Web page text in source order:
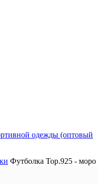
одежды (оптовый
Футболка Top.925 - моро